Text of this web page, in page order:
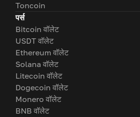
Toncoin
पर्स
Bitcoin वॉलेट
USDT वॉलेट
Ethereum वॉलेट
Solana वॉलेट
Litecoin वॉलेट
Dogecoin वॉलेट
Monero वॉलेट
BNB वॉलेट